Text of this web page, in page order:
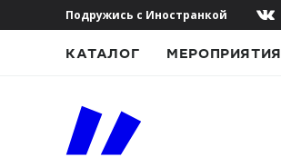
Подружись с Иностранкой
КАТАЛОГ МЕРОПРИЯТИЯ